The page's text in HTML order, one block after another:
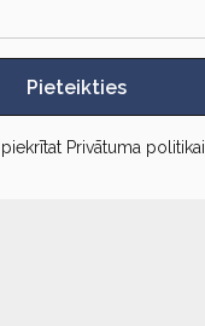
Pieteikties
Privātuma politikai